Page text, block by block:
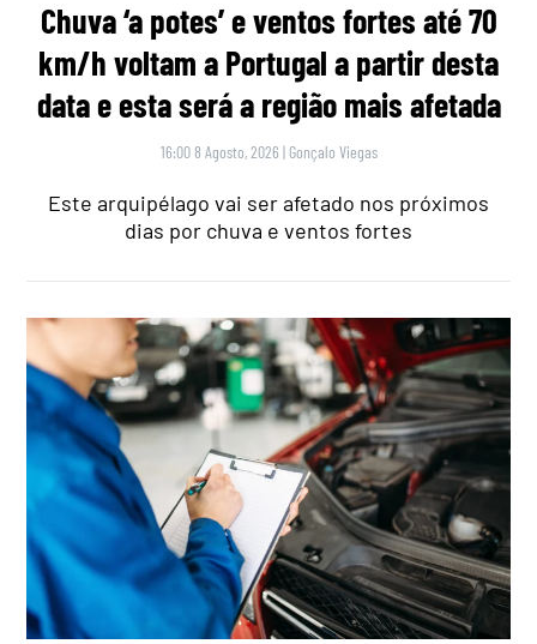
Chuva ‘a potes’ e ventos fortes até 70
km/h voltam a Portugal a partir desta
data e esta será a região mais afetada
16:00 8 Agosto, 2026 | Gonçalo Viegas
Este arquipélago vai ser afetado nos próximos
dias por chuva e ventos fortes